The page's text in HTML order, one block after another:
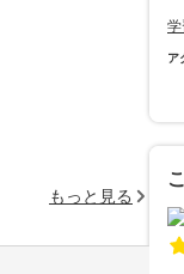
ア
もっと見る